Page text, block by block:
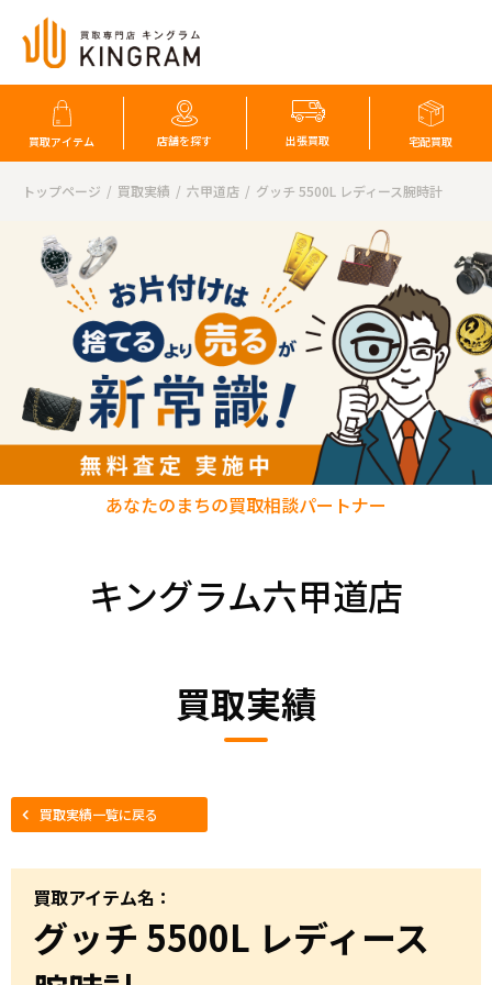
買取アイテム 店舗を探す 出張買取 宅配買取
トップページ 買取実績 六甲道店 グッチ 5500L レディース腕時計
キングラム六甲道店
あなたのまちの買取相談パートナー
買取実績
買取実績一覧に戻る
買取アイテム名：
グッチ 5500L レディース